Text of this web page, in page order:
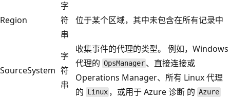
Region
字
符
串
位于某个区域，其中未包含在所有记录中
SourceSystem
字
符
串
收集事件的代理的类型。 例如，Windows
代理的 OpsManager 、直接连接或
Operations Manager、所有 Linux 代理
的 Linux ，或用于 Azure 诊断 的Azure